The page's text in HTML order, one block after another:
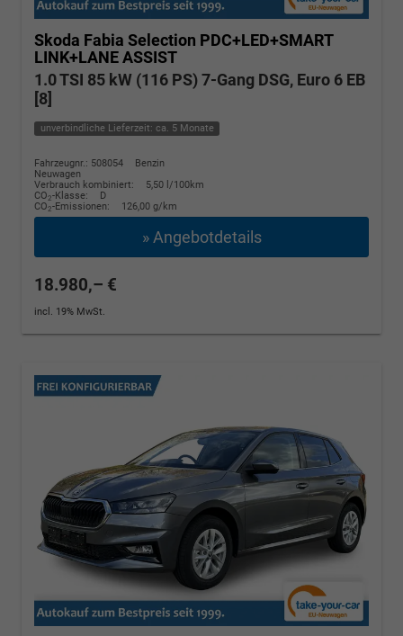
Skoda Fabia Selection PDC+LED+SMART
LINK+LANE ASSIST
1.0 TSI 85 kW (116 PS) 7-Gang DSG, Euro 6 EB
[8]
unverbindliche Lieferzeit: ca. 5 Monate
Fahrzeugnr.: 508054
Benzin
Neuwagen
Verbrauch kombiniert:
5,50 l/100km
CO2-Klasse:
D
CO2-Emissionen: 126,00 g/km
» Angebotdetails
18.980,– €
incl. 19% MwSt.